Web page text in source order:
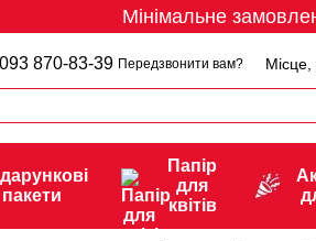
Мінімальне
093 870-83-39 Передзвонити вам? Місце,
пакети
Папір
для
квітів